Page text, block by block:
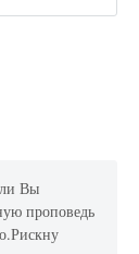
Вы
проповедь